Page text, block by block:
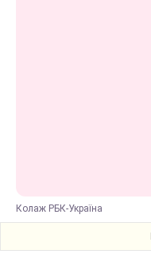
Колаж РБК-Україна